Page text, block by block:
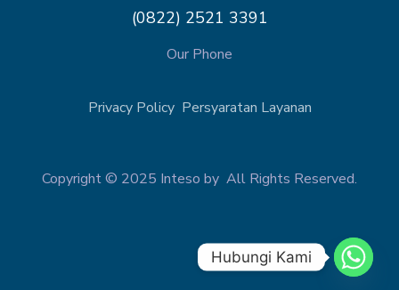
(0822) 2521 3391
Our Phone
Privacy Policy Persyaratan Layanan
Copyright © 2025 Inteso by All Rights Reserved.
Hubungi Kami